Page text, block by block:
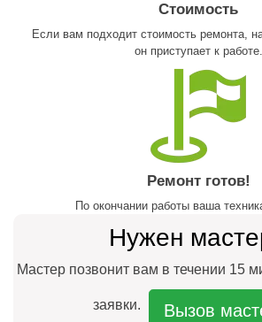
Стоимость
Если вам подходит стоимость ремонта,
он приступает к работе.
Ремонт готов!
По окончании работы ваша
Нужен
Мастер позвонит вам в течении 15
заявки. Вызов